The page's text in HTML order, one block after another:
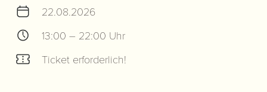
22.08.2026
13:00 – 22:00 Uhr
Ticket erforderlich!